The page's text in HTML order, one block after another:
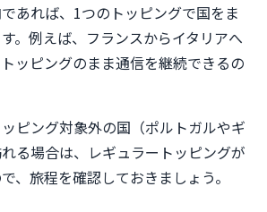
あれば、1つのトッピングで国をま
。例えば、フランスからイタリアへ
ッピングのまま通信を継続できるの
ピング対象外の国（ポルトガルやギ
る場合は、レギュラートッピングが
、旅程を確認しておきましょう。